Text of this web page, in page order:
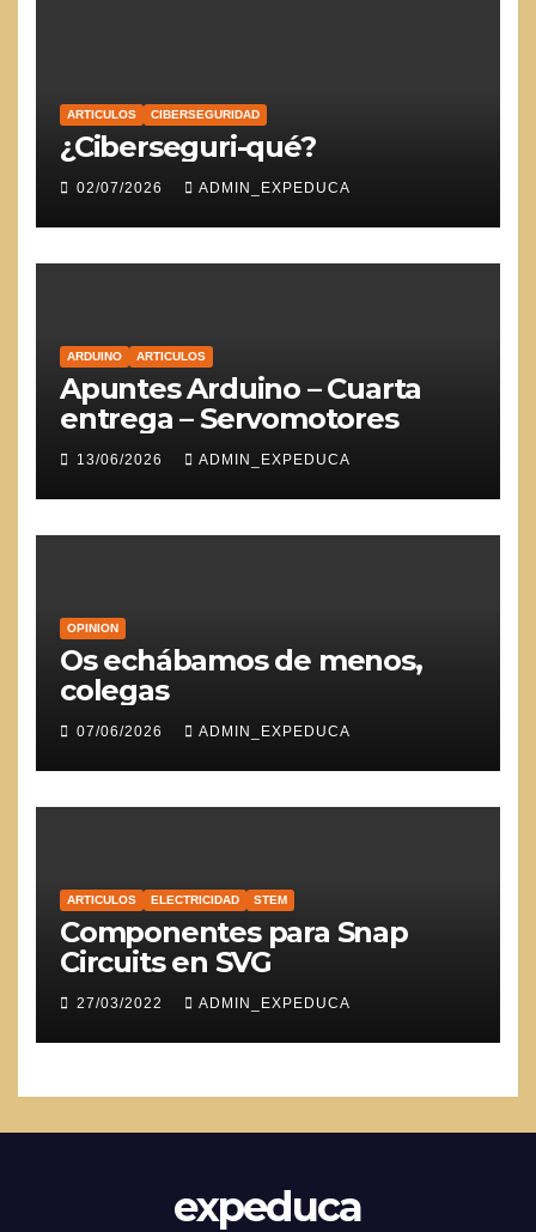
ARTICULOS CIBERSEGURIDAD
¿Ciberseguri-qué?
02/07/2026 ADMIN_EXPEDUCA
ARDUINO ARTICULOS
Apuntes Arduino – Cuarta
entrega – Servomotores
13/06/2026 ADMIN_EXPEDUCA
OPINION
Os echábamos de menos,
colegas
07/06/2026 ADMIN_EXPEDUCA
ARTICULOS ELECTRICIDAD STEM
Componentes para Snap
Circuits en SVG
27/03/2022 ADMIN_EXPEDUCA
expeduca